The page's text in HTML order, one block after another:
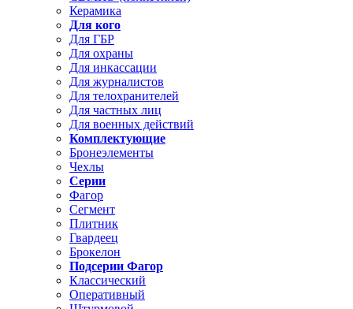
Керамика
Для кого
Для ГБР
Для охраны
Для инкассации
Для журналистов
Для телохранителей
Для частных лиц
Для военных действий
Комплектующие
Бронеэлементы
Чехлы
Серии
Фагор
Сегмент
Плитник
Гвардеец
Брокелон
Подсерии Фагор
Классический
Оперативный